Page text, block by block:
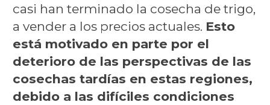
casi han terminado la cosecha de trigo,
a vender a los precios actuales. Esto
está motivado en parte por el
deterioro de las perspectivas de las
cosechas tardías en estas regiones,
debido a las difíciles condiciones